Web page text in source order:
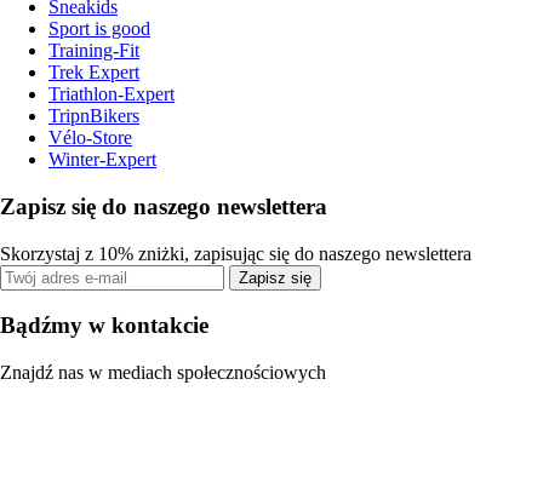
Sneakids
Sport is good
Training-Fit
Trek Expert
Triathlon-Expert
TripnBikers
Vélo-Store
Winter-Expert
Zapisz się do naszego newslettera
Skorzystaj z 10% zniżki, zapisując się do naszego newslettera
Zapisz się
Bądźmy w kontakcie
Znajdź nas w mediach społecznościowych